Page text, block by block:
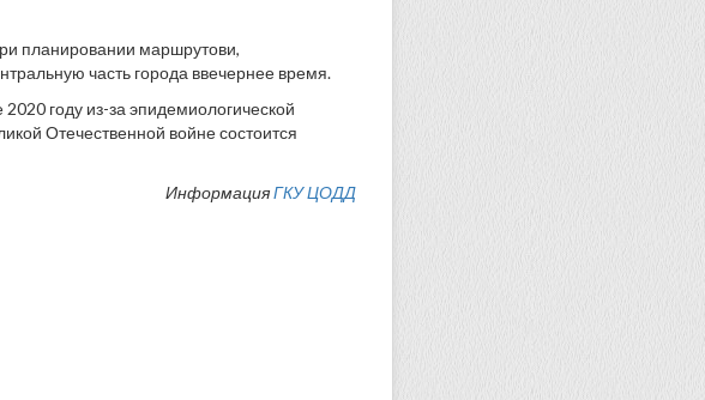
планировании маршрутови,
часть города ввечернее время.
году из-за эпидемиологической
Отечественной войне состоится
ИнформацияГКУ ЦОДД